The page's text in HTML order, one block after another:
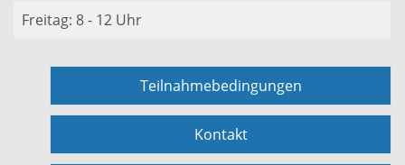
Freitag: 8 - 12 Uhr
Teilnahmebedingungen
Kontakt